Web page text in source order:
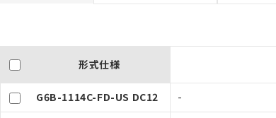
形式仕様
G6B-1114C-FD-US DC12 -